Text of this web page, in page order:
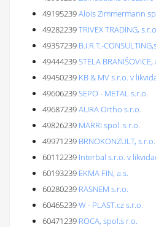
49195239Alois Zimmermann
49282239TRIVEX TRADING,
49357239 B.I.R.T.-
49444239STELA
49450239 KB & MV s.r.o. v
49606239SEPO - METAL s.r.o.
49687239AURA Ortho s.r.o.
49826239 MARRI spol. s r.o.
49971239 BRNOKONZULT, s.r.o.
60112239 Interbal s.r.o. v
60193239 EKMA FIN, a.s.
60280239 RASNEM s.r.o.
60465239W - PLAST.cz s.r.o.
60471239 ROCA, spol.s r.o.